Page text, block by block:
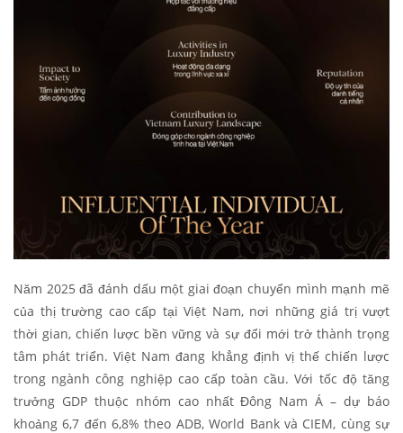
Năm 2025 đã đánh dấu một giai đoạn chuyển mình mạnh mẽ
của thị trường cao cấp tại Việt Nam, nơi những giá trị vượt
thời gian, chiến lược bền vững và sự đổi mới trở thành trọng
tâm phát triển. Việt Nam đang khẳng định vị thế chiến lược
trong ngành công nghiệp cao cấp toàn cầu. Với tốc độ tăng
trưởng GDP thuộc nhóm cao nhất Đông Nam Á – dự báo
khoảng 6,7 đến 6,8% theo ADB, World Bank và CIEM, cùng sự